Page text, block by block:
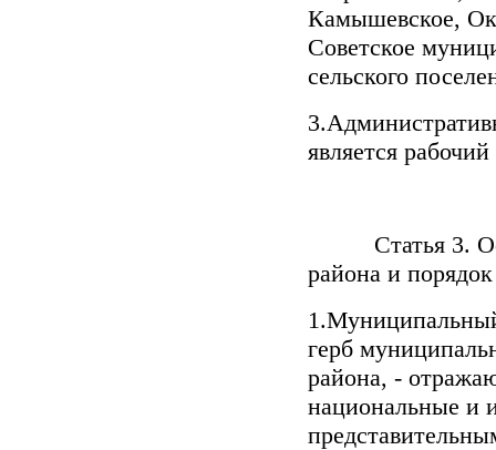
Камышевское,
Советское
сельского
является
Статья 3.
района и
герб
района, -
национальные и